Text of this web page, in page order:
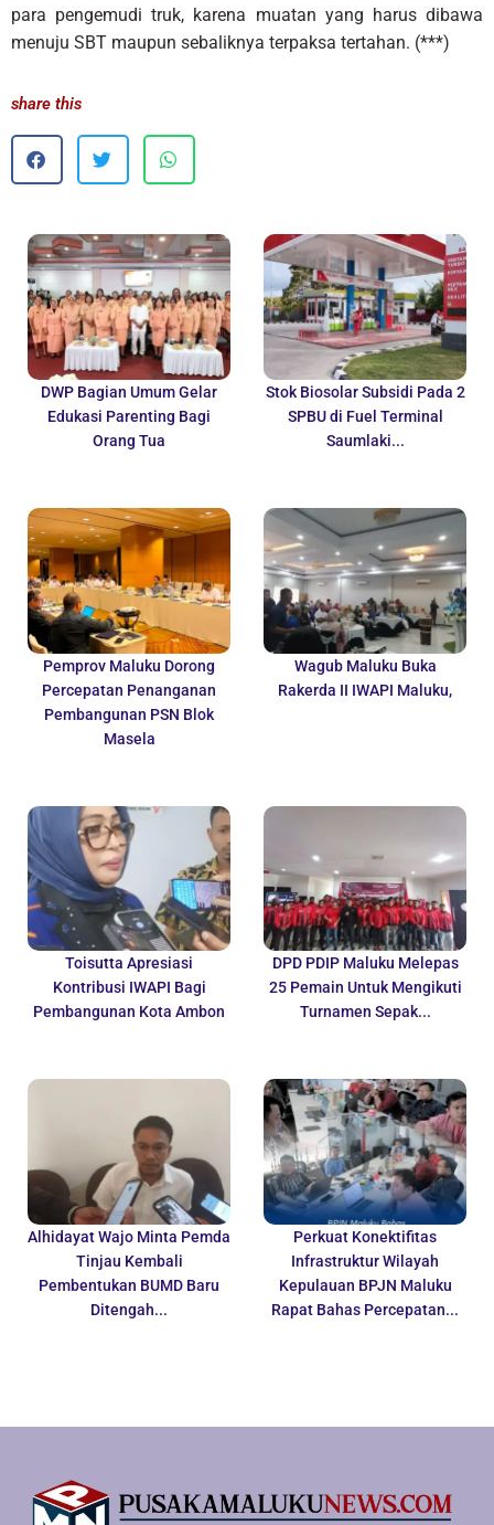
para pengemudi truk, karena muatan yang harus dibawa
menuju SBT maupun sebaliknya terpaksa tertahan. (***)
share this
DWP Bagian Umum Gelar
Edukasi Parenting Bagi
Orang Tua
Stok Biosolar Subsidi Pada 2
SPBU di Fuel Terminal
Saumlaki...
Pemprov Maluku Dorong
Percepatan Penanganan
Pembangunan PSN Blok
Masela
Wagub Maluku Buka
Rakerda II IWAPI Maluku,
Toisutta Apresiasi
Kontribusi IWAPI Bagi
Pembangunan Kota Ambon
DPD PDIP Maluku Melepas
25 Pemain Untuk Mengikuti
Turnamen Sepak...
Alhidayat Wajo Minta Pemda
Tinjau Kembali
Pembentukan BUMD Baru
Ditengah...
Perkuat Konektifitas
Infrastruktur Wilayah
Kepulauan BPJN Maluku
Rapat Bahas Percepatan...